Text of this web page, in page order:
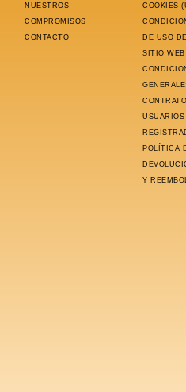
NUESTROS
COMPROMISOS
CONTACTO
COOKIES
DE USO
SITIO WEB
USUARIOS
POLÍTICA
Y